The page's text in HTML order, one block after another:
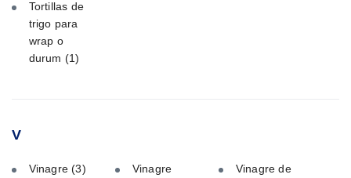
Tortillas de
trigo para
wrap o
durum (1)
V
Vinagre(3)
Vinagre
Vinagre de